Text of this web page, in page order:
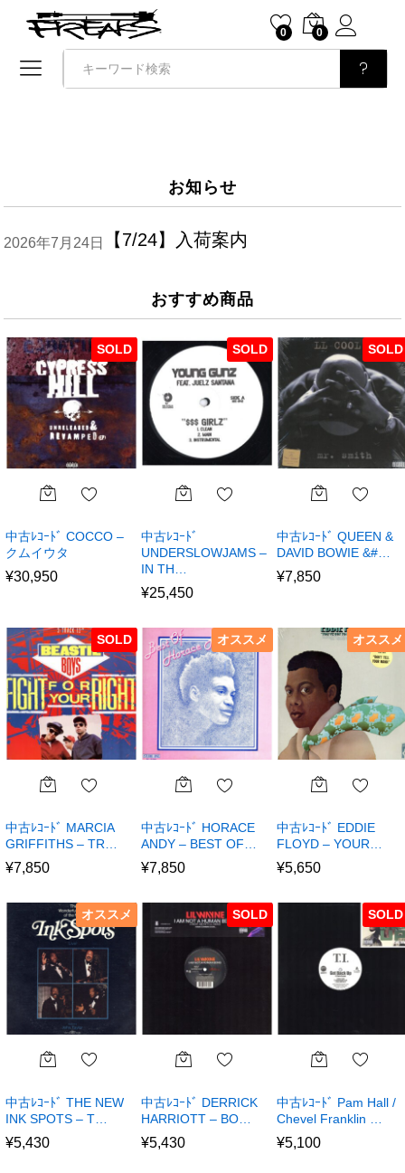
0 0
お知らせ
【7/24】入荷案内
2026年7月24日
おすすめ商品
SOLD
中古ﾚｺｰﾄﾞ COCCO –
クムイウタ
¥30,950
SOLD
中古ﾚｺｰﾄﾞ
UNDERSLOWJAMS –
IN TH…
¥25,450
SOLD
中古ﾚｺｰﾄﾞ QUEEN &
DAVID BOWIE &#…
¥7,850
SOLD
中古ﾚｺｰﾄﾞ MARCIA
GRIFFITHS – TR…
¥7,850
オススメ
中古ﾚｺｰﾄﾞ HORACE
ANDY – BEST OF…
¥7,850
オススメ
中古ﾚｺｰﾄﾞ EDDIE
FLOYD – YOUR…
¥5,650
オススメ
中古ﾚｺｰﾄﾞ THE NEW
INK SPOTS – T…
¥5,430
SOLD
中古ﾚｺｰﾄﾞ DERRICK
HARRIOTT – BO…
¥5,430
SOLD
中古ﾚｺｰﾄﾞ Pam Hall /
Chevel Franklin …
¥5,100